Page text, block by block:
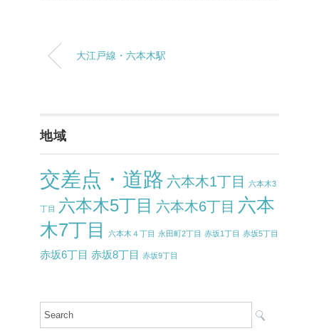
大江戸線・六本木駅
地域
交差点・道路 六本木1丁目 六本木3
丁目 六本木5丁目 六本木6丁目 六本
木7丁目
六本木４丁目 永田町2丁目 赤坂1丁目 赤坂5丁目
赤坂6丁目 赤坂8丁目 赤坂9丁目